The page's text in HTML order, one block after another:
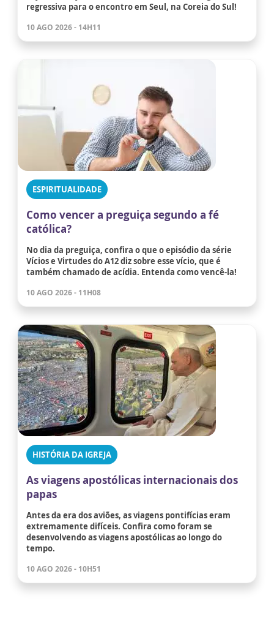
regressiva para o encontro em Seul, na Coreia do Sul!
10 AGO 2026 - 14H11
ESPIRITUALIDADE
Como vencer a preguiça segundo a fé
católica?
No dia da preguiça, confira o que o episódio da série
Vícios e Virtudes do A12 diz sobre esse vício, que é
também chamado de acídia. Entenda como vencê-la!
10 AGO 2026 - 11H08
HISTÓRIA DA IGREJA
As viagens apostólicas internacionais dos
papas
Antes da era dos aviões, as viagens pontifícias eram
extremamente difíceis. Confira como foram se
desenvolvendo as viagens apostólicas ao longo do
tempo.
10 AGO 2026 - 10H51